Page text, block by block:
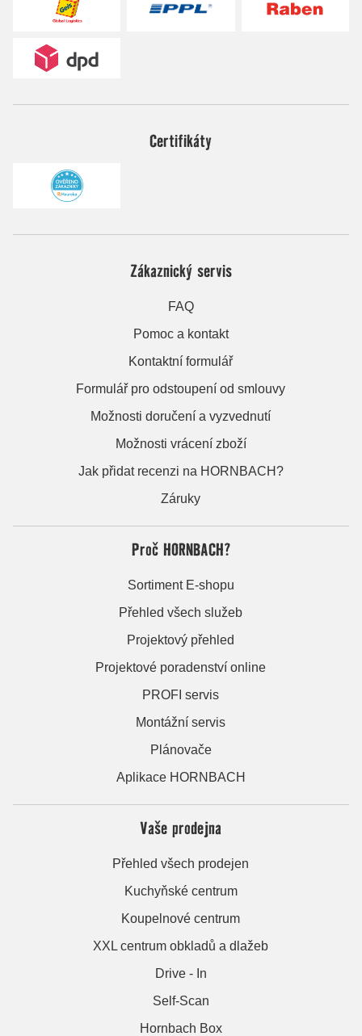
Certifikáty
Zákaznický servis
FAQ
Pomoc a kontakt
Kontaktní formulář
Formulář pro odstoupení od smlouvy
Možnosti doručení a vyzvednutí
Možnosti vrácení zboží
Jak přidat recenzi na HORNBACH?
Záruky
Proč HORNBACH?
Sortiment E-shopu
Přehled všech služeb
Projektový přehled
Projektové poradenství online
PROFI servis
Montážní servis
Plánovače
Aplikace HORNBACH
Vaše prodejna
Přehled všech prodejen
Kuchyňské centrum
Koupelnové centrum
XXL centrum obkladů a dlažeb
Drive - In
Self-Scan
Hornbach Box